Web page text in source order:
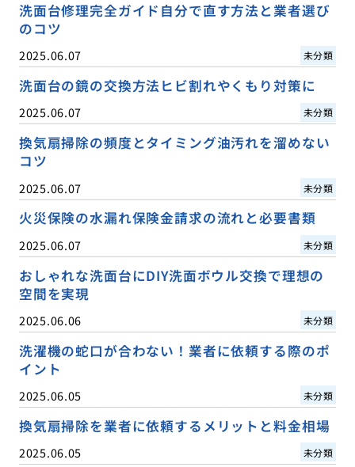
洗面台修理完全ガイド自分で直す方法と業者選び
のコツ
2025.06.07 未分類
洗面台の鏡の交換方法ヒビ割れやくもり対策に
2025.06.07 未分類
換気扇掃除の頻度とタイミング油汚れを溜めない
コツ
2025.06.07 未分類
火災保険の水漏れ保険金請求の流れと必要書類
2025.06.07 未分類
おしゃれな洗面台にDIY洗面ボウル交換で理想の
空間を実現
2025.06.06 未分類
洗濯機の蛇口が合わない！業者に依頼する際のポ
イント
2025.06.05 未分類
換気扇掃除を業者に依頼するメリットと料金相場
2025.06.05 未分類